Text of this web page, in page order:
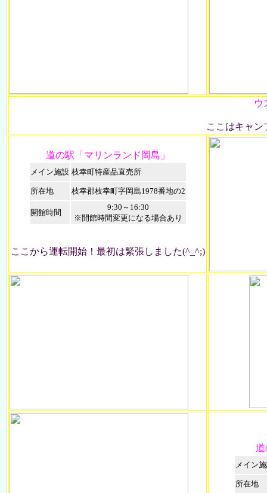
ウ
ここはキャ
道の駅「マリンランド岡島」
メイン施設 枝幸町特産品直売所
所在地 枝幸郡枝幸町字岡島1978番地の2
開館時間
9:30～16:30
※開館時間変更になる場合あり
ここから運転開始！最初は緊張しました(^_^;)
道
メイン
所在地